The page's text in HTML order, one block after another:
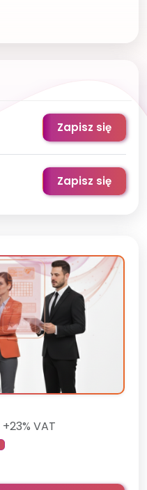
Zapisz się
Zapisz się
+23% VAT